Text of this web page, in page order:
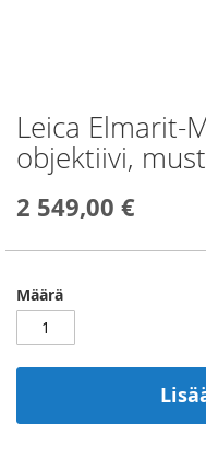
Leica Elmarit-
objektiivi,
2 549,00 €
Määrä
Skip
to
the
of